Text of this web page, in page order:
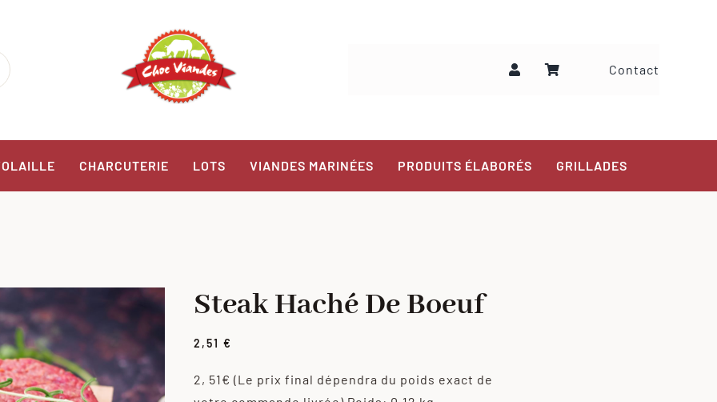
Contact
CHARCUTERIE LOTS VIANDES MARINÉES PRODUITS ÉLABORÉS GRILLADES
Steak Haché De Boeuf
2,51 €
2, 51€ (Le prix final dépendra du poids exact de